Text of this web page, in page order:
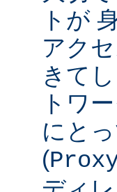
トが
アク
きて
トワ
にと
(